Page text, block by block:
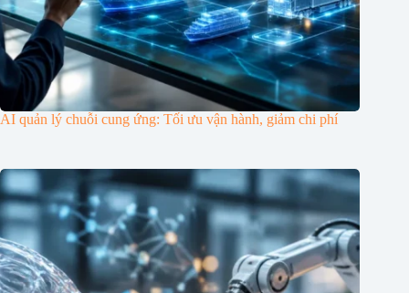
AI quản lý chuỗi cung ứng: Tối ưu vận hành, giảm chi phí